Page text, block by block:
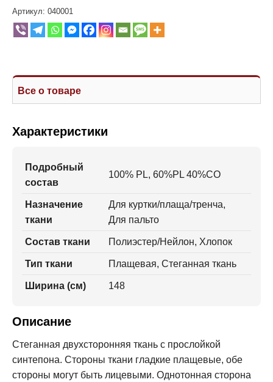
Артикул: 040001
Все о товаре
Характеристики
Подробный
состав
100% PL, 60%PL 40%CO
Назначение
ткани
Для куртки/плаща/тренча,
Для пальто
Состав ткани Полиэстер/Нейлон, Хлопок
Тип ткани Плащевая, Стеганная ткань
Ширина (см) 148
Описание
Стеганная двухсторонняя ткань с прослойкой
синтепона. Стороны ткани гладкие плащевые, обе
стороны могут быть лицевыми. Однотонная сторона